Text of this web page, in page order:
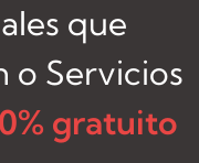
que
o Servicios
gratuito